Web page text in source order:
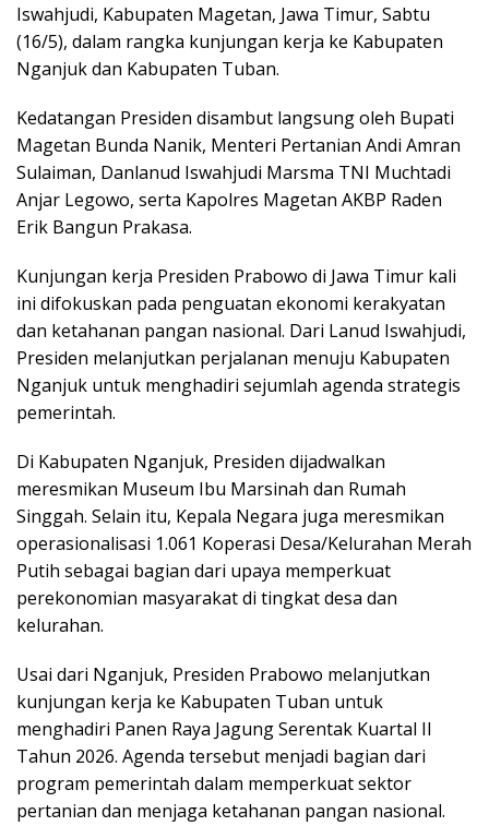
Iswahjudi, Kabupaten Magetan, Jawa Timur, Sabtu
(16/5), dalam rangka kunjungan kerja ke Kabupaten
Nganjuk dan Kabupaten Tuban.
Kedatangan Presiden disambut langsung oleh Bupati
Magetan Bunda Nanik, Menteri Pertanian Andi Amran
Sulaiman, Danlanud Iswahjudi Marsma TNI Muchtadi
Anjar Legowo, serta Kapolres Magetan AKBP Raden
Erik Bangun Prakasa.
Kunjungan kerja Presiden Prabowo di Jawa Timur kali
ini difokuskan pada penguatan ekonomi kerakyatan
dan ketahanan pangan nasional. Dari Lanud Iswahjudi,
Presiden melanjutkan perjalanan menuju Kabupaten
Nganjuk untuk menghadiri sejumlah agenda strategis
pemerintah.
Di Kabupaten Nganjuk, Presiden dijadwalkan
meresmikan Museum Ibu Marsinah dan Rumah
Singgah. Selain itu, Kepala Negara juga meresmikan
operasionalisasi 1.061 Koperasi Desa/Kelurahan Merah
Putih sebagai bagian dari upaya memperkuat
perekonomian masyarakat di tingkat desa dan
kelurahan.
Usai dari Nganjuk, Presiden Prabowo melanjutkan
kunjungan kerja ke Kabupaten Tuban untuk
menghadiri Panen Raya Jagung Serentak Kuartal II
Tahun 2026. Agenda tersebut menjadi bagian dari
program pemerintah dalam memperkuat sektor
pertanian dan menjaga ketahanan pangan nasional.